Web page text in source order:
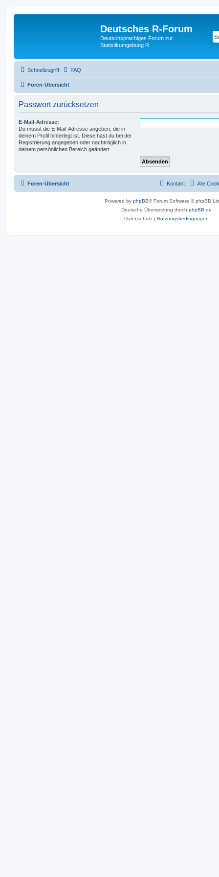
Deutsches R-Forum
Deutschsprachiges Forum zur
Statistikumgebung R
Schnellzugriff FAQ
Foren-Übersicht
Passwort zurücksetzen
E-Mail-Adresse:
Du musst die E-Mail-Adresse angeben, die in
deinem Profil hinterlegt ist. Diese hast du bei der
Registrierung angegeben oder nachträglich in
deinem persönlichen Bereich geändert.
Foren-Übersicht Alle
Kontakt
Powered by phpBB® Forum Software © phpBB
Deutsche Übersetzung durch phpBB.de
Datenschutz | Nutzungsbedingungen